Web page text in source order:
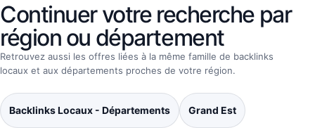
Continuer votre recherche par
région ou département
Retrouvez aussi les offres liées à la même famille de backlinks
locaux et aux départements proches de votre région.
Backlinks Locaux - Départements Grand Est